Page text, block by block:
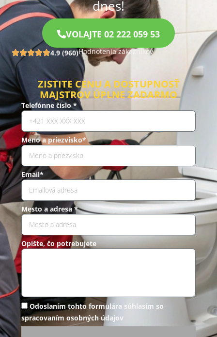
dnes!
VOLAJTE 02 222 059 53
4.9 (960)Hodnotenia zákazníkov
ZISTITE CENU A DOSTUPNOSŤ
MAJSTROV ÚPLNE ZADARMO
Telefónne číslo *
Meno a priezvisko*
Email*
Mesto a adresa *
Opíšte, čo potrebujete
Odoslaním tohto formulára súhlasím so
spracovaním osobných údajov